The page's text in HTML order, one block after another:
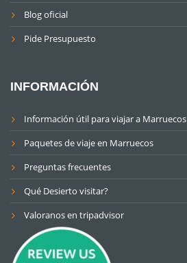
Blog oficial
Pide Presupuesto
INFORMACIÓN
Información útil para viajar a Marruecos
Paquetes de viaje en Marruecos
Preguntas frecuentes
Qué Desierto visitar?
Valoranos en tripadvisor